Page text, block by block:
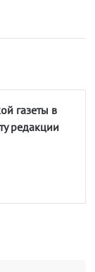
газеты в
редакции